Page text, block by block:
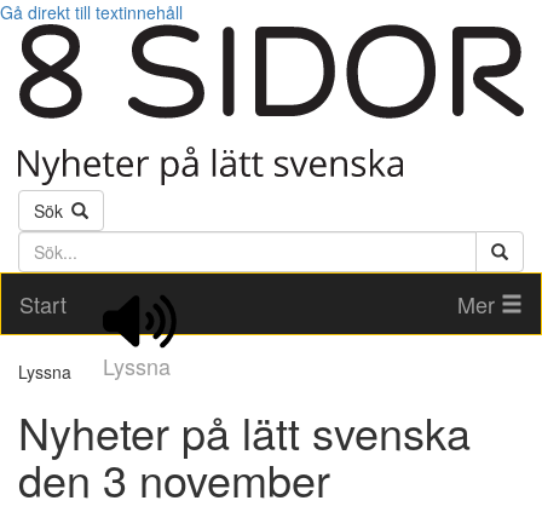
Gå direkt till textinnehåll
Sök
Söktext
Start
Lyssna
Mer
Lyssna
Nyheter på lätt svenska
den 3 november